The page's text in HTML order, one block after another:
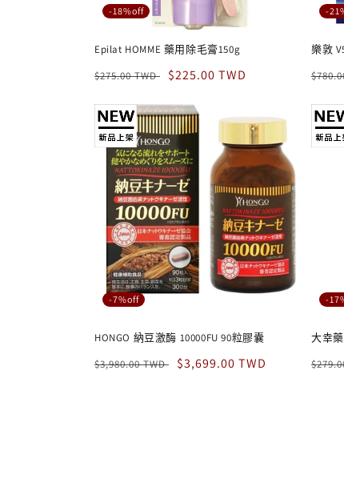
-18%off
Epilat HOMME 藥用除毛膏150g
定
$275.00 TWD
售
$225.00 TWD
-
樂敦
定
-7%off
HONGO 納豆激酶 10000FU 90粒膠囊
定
$3,980.00 TWD
售
$3,699.00 TWD
-
大幸
定